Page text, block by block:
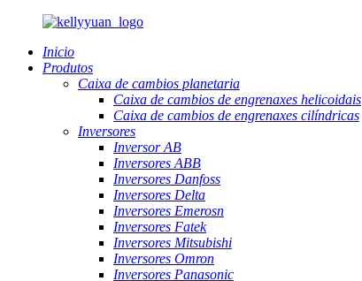
Inicio
Produtos
Caixa de cambios planetaria
Caixa de cambios de engrenaxes helicoidais
Caixa de cambios de engrenaxes cilíndricas
Inversores
Inversor AB
Inversores ABB
Inversores Danfoss
Inversores Delta
Inversores Emerosn
Inversores Fatek
Inversores Mitsubishi
Inversores Omron
Inversores Panasonic